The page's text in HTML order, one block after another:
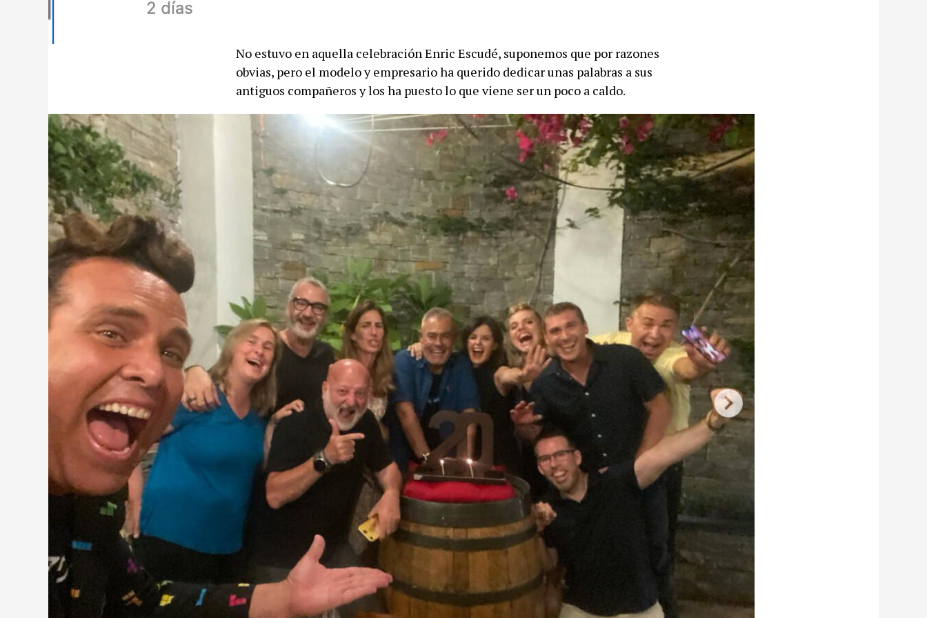
No estuvo en aquella celebración Enric Escudé, suponemos que por razones
obvias, pero el modelo y empresario ha querido dedicar unas palabras a sus
antiguos compañeros y los ha puesto lo que viene ser un poco a caldo.